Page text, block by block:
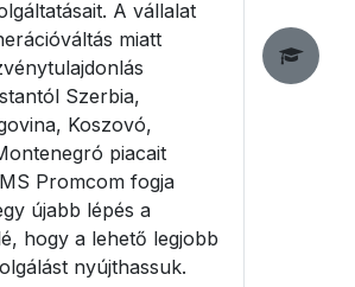
A vállalat
miatt
Szerbia,
Koszovó,
piacait
Promcom fogja
újabb lépés a
hogy a lehető legjobb
nyújthassuk.